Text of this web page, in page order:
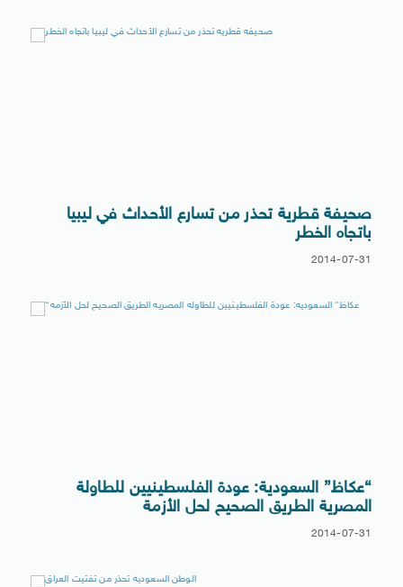
صحيفة قطرية تحذر من تسارع الأحداث في ليبيا
باتجاه الخطر
2014-07-31
“عكاظ” السعودية: عودة الفلسطينيين للطاولة
المصرية الطريق الصحيح لحل الأزمة
2014-07-31